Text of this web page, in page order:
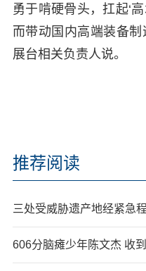
勇于啃硬骨头，扛起‘
而带动国内高端装备
展台相关负责人说。
推荐阅读
三处受威胁遗产地经紧急
606分脑瘫少年陈文杰 收